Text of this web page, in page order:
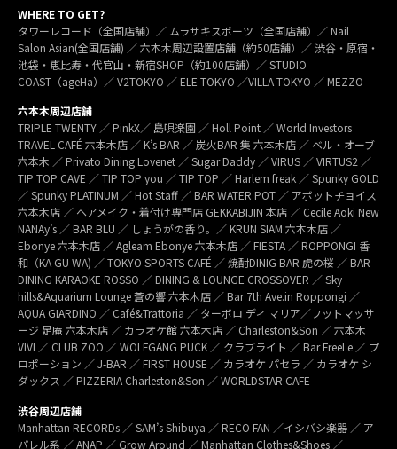
WHERE TO GET?
タワーレコード（全国店舗）／ ムラサキスポーツ（全国店舗）／ Nail
Salon Asian(全国店舗) ／ 六本木周辺設置店舗（約50店舗）／ 渋谷・原宿・
池袋・恵比寿・代官山・新宿SHOP（約100店舗）／ STUDIO
COAST（ageHa）／ V2TOKYO ／ ELE TOKYO ／VILLA TOKYO ／ MEZZO
六本木周辺店舗
TRIPLE TWENTY ／ PinkX／ 島唄楽園 ／ Holl Point ／ World Investors
TRAVEL CAFÉ 六本木店 ／ K’s BAR ／ 炭火BAR 集 六本木店 ／ ベル・オーブ
六本木 ／ Privato Dining Lovenet ／ Sugar Daddy ／ VIRUS ／ VIRTUS2 ／
TIP TOP CAVE ／ TIP TOP you ／ TIP TOP ／ Harlem freak ／ Spunky GOLD
／ Spunky PLATINUM ／ Hot Staff ／ BAR WATER POT ／ アボットチョイス
六本木店 ／ ヘアメイク・着付け専門店 GEKKABIJIN 本店 ／ Cecile Aoki New
NANAy’s ／ BAR BLU ／ しょうがの香り。／ KRUN SIAM 六本木店 ／
Ebonye 六本木店 ／ Agleam Ebonye 六本木店 ／ FIESTA ／ ROPPONGI 香
和（KA GU WA) ／ TOKYO SPORTS CAFÉ ／ 焼酎DINIG BAR 虎の桜 ／ BAR
DINING KARAOKE ROSSO ／ DINING & LOUNGE CROSSOVER ／ Sky
hills&Aquarium Lounge 蒼の響 六本木店 ／ Bar 7th Ave.in Roppongi ／
AQUA GIARDINO ／ Café&Trattoria ／ ターボロ ディ マリア／フットマッサ
ージ 足庵 六本木店 ／ カラオケ館 六本木店 ／ Charleston&Son ／ 六本木
VIVI ／ CLUB ZOO ／ WOLFGANG PUCK ／ クラブライト ／ Bar FreeLe ／ プ
ロポーション ／ J-BAR ／ FIRST HOUSE ／ カラオケ パセラ ／ カラオケ シ
ダックス ／ PIZZERIA Charleston&Son ／ WORLDSTAR CAFE
渋谷周辺店舗
Manhattan RECORDs ／ SAM’s Shibuya ／ RECO FAN ／イシバシ楽器 ／ ア
パレル系 ／ ANAP ／ Grow Around ／ Manhattan Clothes&Shoes ／